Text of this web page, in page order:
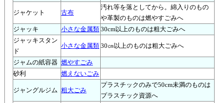
ジャケット 古布
汚れ等を落としてから。綿入りのもの
や革製のものは燃やすごみへ
ジャッキ
小さな金属類 30cm以上のものは粗大ごみへ
ジャッキスタン
ド
小さな金属類 30㎝以上のものは粗大ごみへ
ジャムの紙容器 燃やすごみ
砂利
燃えないごみ
ジャングルジム 粗大ごみ
プラスチックのみで50cm未満のものは
プラスチック資源へ